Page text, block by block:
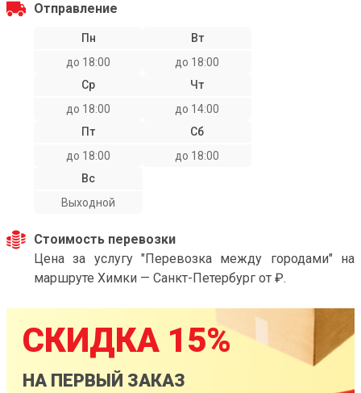
Отправление
Пн
до 18:00
Вт
до 18:00
Ср
до 18:00
Чт
до 14:00
Пт
до 18:00
Сб
до 18:00
Вс
Выходной
Стоимость перевозки
Цена за услугу "Перевозка между городами" на
маршруте Химки — Санкт-Петербург от ₽.
СКИДКА 15%
НА ПЕРВЫЙ ЗАКАЗ